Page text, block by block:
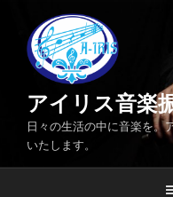
アイリス音楽
日々の生活の中に音楽を。
いたします。